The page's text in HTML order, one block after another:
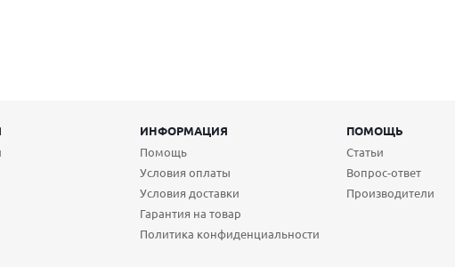
ИНФОРМАЦИЯ
ПОМОЩЬ
Помощь
Условия оплаты
Условия доставки
Гарантия на товар
Политика конфиденциальности
Статьи
Вопрос-ответ
Производители